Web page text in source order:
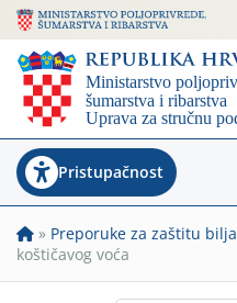
Pristupačnost
» Preporuke za zaštitu bilja
koštičavog voća